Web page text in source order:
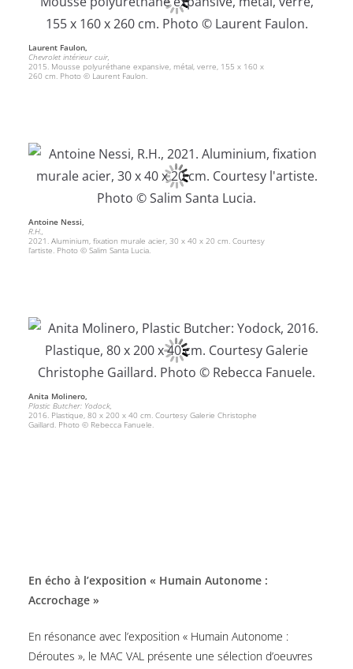
Laurent Faulon,
Chevrolet intérieur cuir,
2015. Mousse polyuréthane expansive, métal, verre, 155 x 160 x
260 cm. Photo © Laurent Faulon.
Antoine Nessi,
R.H.,
2021. Aluminium, fixation murale acier, 30 x 40 x 20 cm. Courtesy
l’artiste. Photo © Salim Santa Lucia.
Anita Molinero,
Plastic Butcher: Yodock,
2016. Plastique, 80 x 200 x 40 cm. Courtesy Galerie Christophe
Gaillard. Photo © Rebecca Fanuele.
En écho à l’exposition « Humain Autonome :
Accrochage »
En résonance avec l’exposition « Humain Autonome :
Déroutes », le MAC VAL présente une sélection d’oeuvres